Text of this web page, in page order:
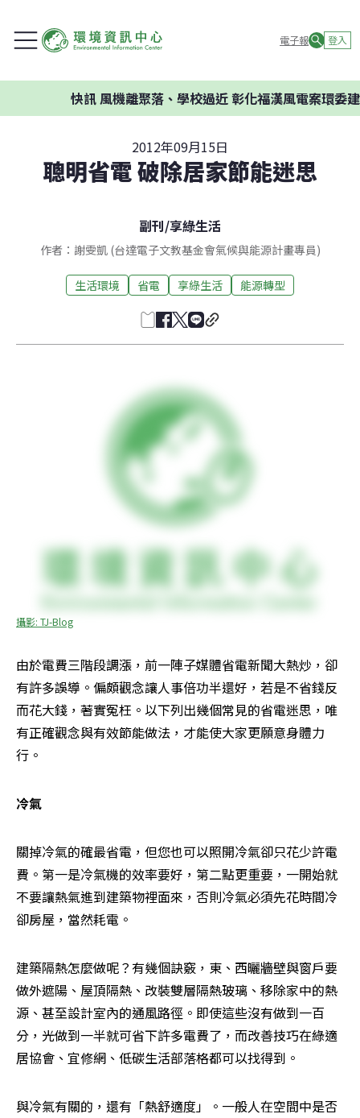
電子報 登入
快訊風機離聚落、學校過近 彰化福漢風電案環委建議
2012年09月15日
聰明省電 破除居家節能迷思
副刊/享綠生活
作者：謝雯凱 (台達電子文教基金會氣候與能源計畫專員)
生活環境 省電 享綠生活 能源轉型
攝影: TJ-Blog
由於電費三階段調漲，前一陣子媒體省電新聞大熱炒，卻
有許多誤導。偏頗觀念讓人事倍功半還好，若是不省錢反
而花大錢，著實冤枉。以下列出幾個常見的省電迷思，唯
有正確觀念與有效節能做法，才能使大家更願意身體力
行。
冷氣
關掉冷氣的確最省電，但您也可以照開冷氣卻只花少許電
費。第一是冷氣機的效率要好，第二點更重要，一開始就
不要讓熱氣進到建築物裡面來，否則冷氣必須先花時間冷
卻房屋，當然耗電。
建築隔熱怎麼做呢？有幾個訣竅，東、西曬牆壁與窗戶要
做外遮陽、屋頂隔熱、改裝雙層隔熱玻璃、移除家中的熱
源、甚至設計室內的通風路徑。即使這些沒有做到一百
分，光做到一半就可省下許多電費了，而改善技巧在綠適
居協會、宜修網、低碳生活部落格都可以找得到。
與冷氣有關的，還有「熱舒適度」。一般人在空間中是否